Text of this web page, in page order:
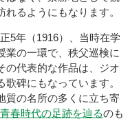
るようにもなります。
5年（1916）、当時在学
業の一環で、秩父巡検に
の代表的な作品は、ジオ
碑にもなっています。
質の名所の多くに立ち寄
春時代の足跡を辿るのも